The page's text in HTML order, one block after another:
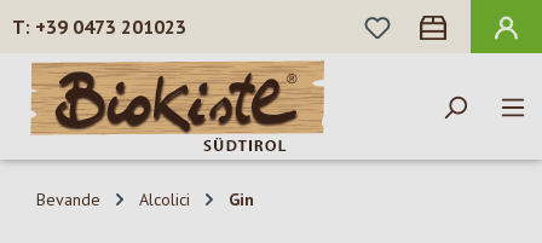
Passa al contenuto principale
+39 0473 201023
HAI 0 ARTICOLI
Bevande Alcolici Gin